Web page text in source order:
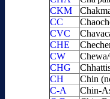
CKM
CC
CVC
CHE
CW
CHG
CH
Chin
C-A
Chin-